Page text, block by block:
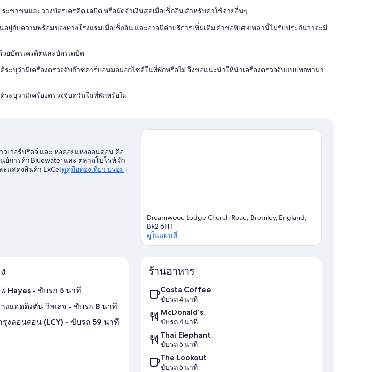
ะชาชนและวางบัตรเครดิต เดบิต หรือมัดจำเงินสดเมื่อเช็กอิน สำหรับค่าใช้จ่ายอื่นๆ
อยู่กับความพร้อมของทางโรงแรมเมื่อเช็กอิน และอาจมีค่าบริการเพิ่มเติม คำขอพิเศษเหล่านี้ไม่รับประกันว่าจะมี
ยบัตรเครดิตและบัตรเดบิต
ระบุว่ามีเครื่องตรวจจับก๊าซคาร์บอนมอนอกไซด์ในที่พักหรือไม่ จึงขอแนะนำให้นำเครื่องตรวจจับแบบพกพามา
ระบุว่ามีเครื่องตรวจจับควันในที่พักหรือไม่
เวอร์บริดจ์ และ หอคอยแห่งลอนดอน คือ
การค้า Bluewater และ ตลาดโบโรห์ ถ้า
ะแสดงสินค้า ExCel ดูคู่มือท่องเที่ยว บรอม
Dreamwood Lodge Church Road, Bromley, England,
BR2 6HT
ดูในแผนที่
Hayes - ขับรถ 5 นาที
งแอดดิงตัน วิลเลจ - ขับรถ 8 นาที
งลอนดอน (LCY) - ขับรถ 59 นาที
ร้านอาหาร
Costa Coffee
ขับรถ 4 นาที
McDonald's
ขับรถ 4 นาที
Thai Elephant
ขับรถ 5 นาที
The Lookout
ขับรถ 5 นาที